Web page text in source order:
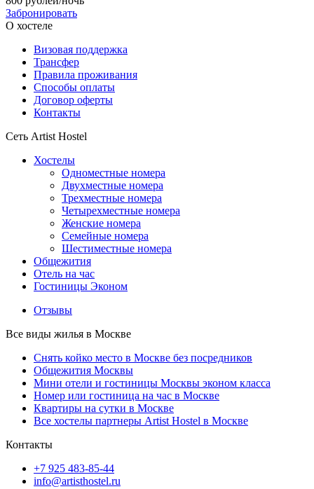
Забронировать
О хостеле
Визовая поддержка
Трансфер
Правила проживания
Способы оплаты
Договор оферты
Контакты
Сеть Artist Hostel
Хостелы
Одноместные номера
Двухместные номера
Трехместные номера
Четырехместные номера
Женские номера
Семейные номера
Шестиместные номера
Общежития
Отель на час
Гостиницы Эконом
Отзывы
Все виды жилья в Москве
Снять койко место в Москве без посредников
Общежития Москвы
Мини отели и гостиницы Москвы эконом класса
Номер или гостиница на час в Москве
Квартиры на сутки в Москве
Все хостелы партнеры Artist Hostel в Москве
Контакты
+7 925 483-85-44
info@artisthostel.ru